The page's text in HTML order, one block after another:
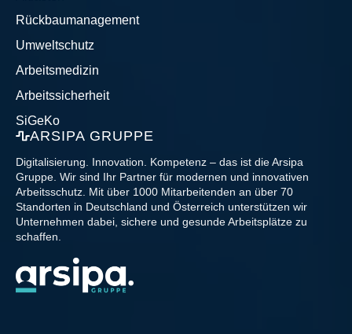
Rückbaumanagement
Umweltschutz
Arbeitsmedizin
Arbeitssicherheit
SiGeKo
ARSIPA GRUPPE
Digitalisierung. Innovation. Kompetenz – das ist die Arsipa
Gruppe. Wir sind Ihr Partner für modernen und innovativen
Arbeitsschutz. Mit über 1000 Mitarbeitenden an über 70
Standorten in Deutschland und Österreich unterstützen wir
Unternehmen dabei, sichere und gesunde Arbeitsplätze zu
schaffen.